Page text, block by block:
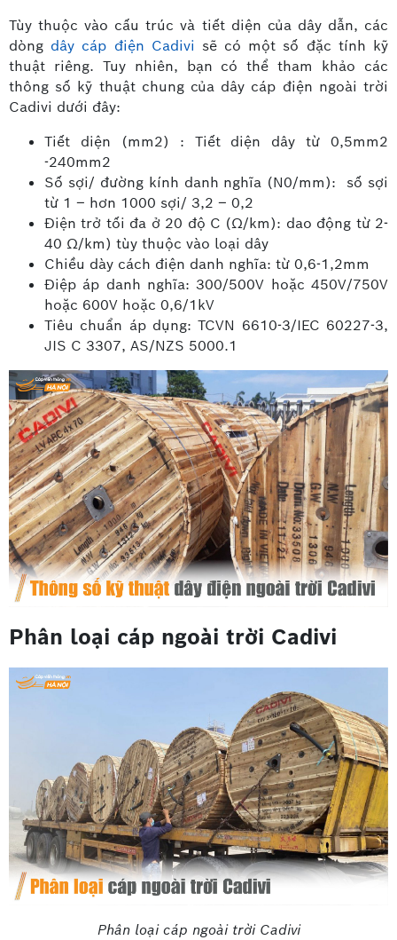
Tùy thuộc vào cấu trúc và tiết diện của dây dẫn, các
dòng dây cáp điện Cadivi sẽ có một số đặc tính kỹ
thuật riêng. Tuy nhiên, bạn có thể tham khảo các
thông số kỹ thuật chung của dây cáp điện ngoài trời
Cadivi dưới đây:
Tiết diện (mm2) : Tiết diện dây từ 0,5mm2
-240mm2
Số sợi/ đường kính danh nghĩa (N0/mm): số sợi
từ 1 – hơn 1000 sợi/ 3,2 – 0,2
Điện trở tối đa ở 20 độ C (Ω/km): dao động từ 2-
40 Ω/km) tùy thuộc vào loại dây
Chiều dày cách điện danh nghĩa: từ 0,6-1,2mm
Điệp áp danh nghĩa: 300/500V hoặc 450V/750V
hoặc 600V hoặc 0,6/1kV
Tiêu chuẩn áp dụng: TCVN 6610-3/IEC 60227-3,
JIS C 3307, AS/NZS 5000.1
Phân loại cáp ngoài trời Cadivi
Phân loại cáp ngoài trời Cadivi